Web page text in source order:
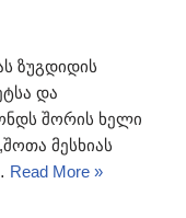
ზუგდიდის
და
შორის ხელი
მესხიას
Read More »